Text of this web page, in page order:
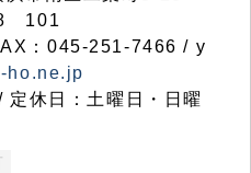
8 101
：045-251-7466 / y
ho.ne.jp
休日：土曜日・日曜